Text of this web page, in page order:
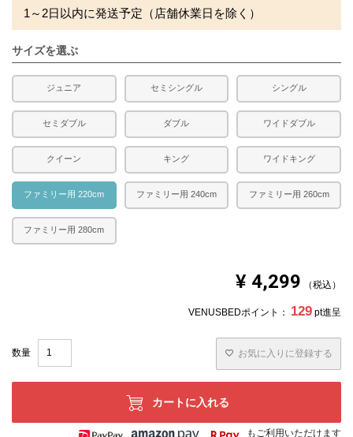
※できる限り実際の色を再現するよう心がけております
が、閲覧環境により誤差がでる場合がございますのでご了
承ください。
1～2日以内に発送予定（店舗休業日を除く）
サイズを選ぶ
ジュニア セミシングル シングル
セミダブル ダブル ワイドダブル
クイーン キング ワイドキング
ファミリー用 220cm ファミリー用 240cm ファミリー用 260cm
ファミリー用 280cm
¥ 4,299 税込
VENUSBEDポイント： 129 pt進呈
お気に入りに登録する
カートに入れる
もご利用いただけます